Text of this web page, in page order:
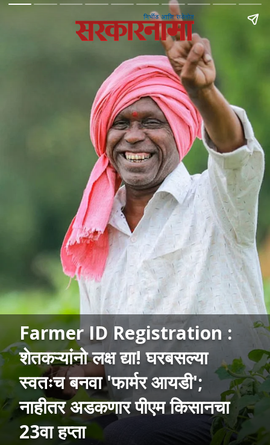
Farmer ID Registration :
शेतकऱ्यांनो लक्ष द्या! घरबसल्या
स्वतःच बनवा 'फार्मर आयडी';
नाहीतर अडकणार पीएम किसानचा
23वा हप्ता